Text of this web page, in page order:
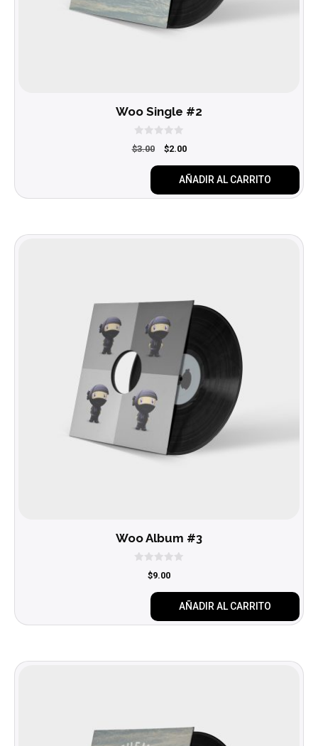
Woo Single #2
0
d
$3.00
El
original
$3.00.
$2.00El
actual
$2.00.
AÑADIR AL CARRITO
Woo Album #3
$9.00
AÑADIR AL CARRITO